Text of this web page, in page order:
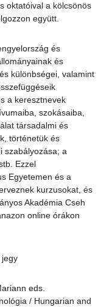
oktatóival a kölcsönös
együtt.
és
és
különbségei, valamint
a keresztnevek
szokásaiba,
társadalmi és
történetük és
szabályozása; a
Ezzel
Egyetemen és a
kurzusokat, és
Akadémia Cseh
online órákon
eds.
/ Hungarian and